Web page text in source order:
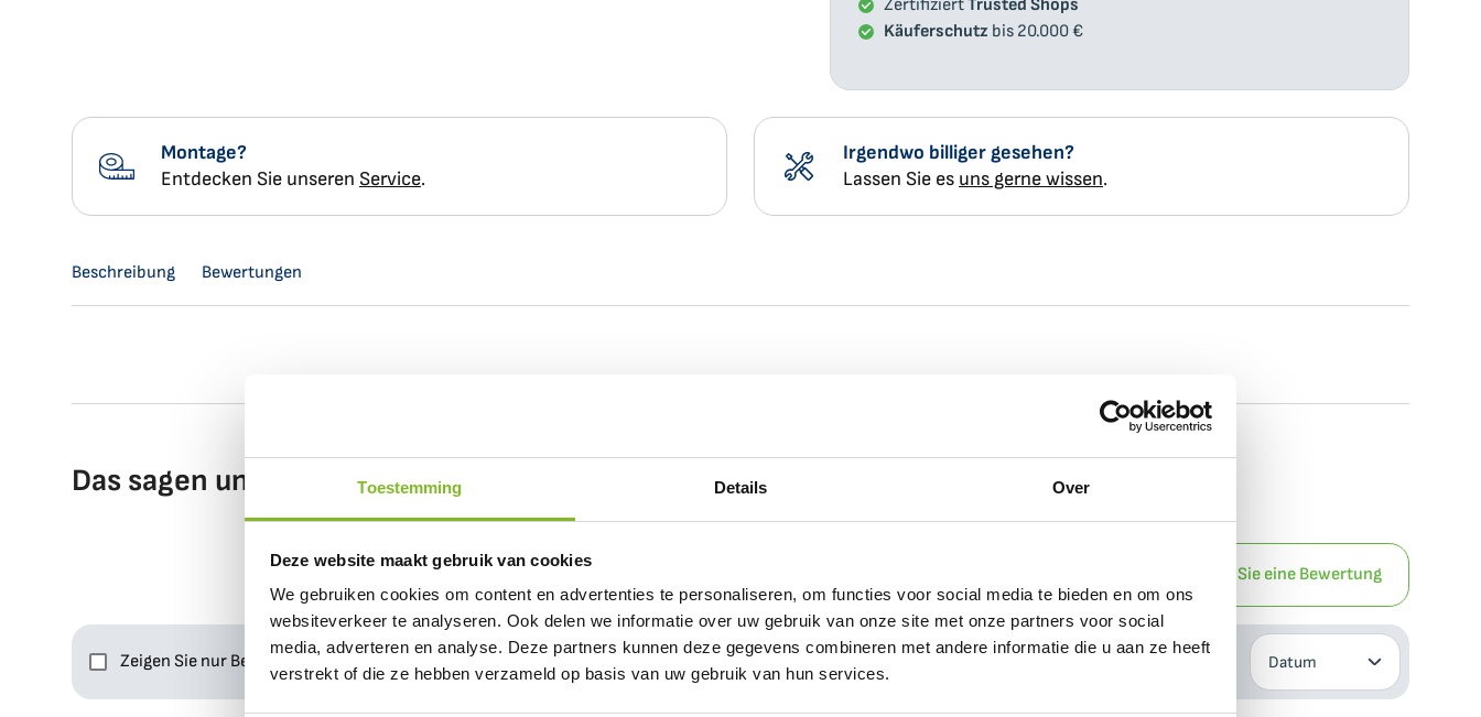
Toestemming Details Over
Deze website maakt gebruik van cookies
We gebruiken cookies om content en advertenties te personaliseren, om functies voor social media te bieden en om ons
websiteverkeer te analyseren. Ook delen we informatie over uw gebruik van onze site met onze partners voor social
media, adverteren en analyse. Deze partners kunnen deze gegevens combineren met andere informatie die u aan ze heeft
verstrekt of die ze hebben verzameld op basis van uw gebruik van hun services.
ZertifiziertTrusted Shops
Käuferschutz bis 20.000 €
Montage?
Entdecken Sie unseren Service.
Irgendwo billiger gesehen?
Lassen Sie es uns gerne wissen.
Beschreibung Bewertungen
Das sagen unsere Kunden
Schreiben Sie eine Bewertung
Zeigen Sie nur Bewertungen mit Bildern